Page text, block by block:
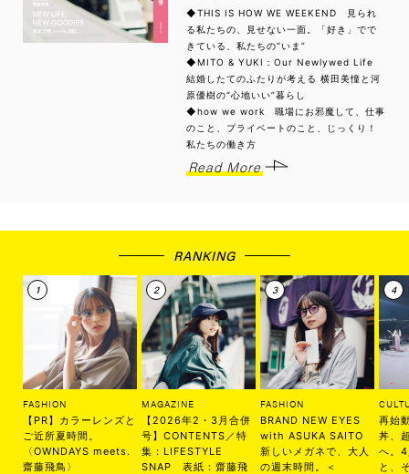
◆THIS IS HOW WE WEEKEND 見られ
る私たちの、見せない一面。「好き」でで
きている、私たちの“いま”
◆MITO & YUKI：Our Newlywed Life
結婚したてのふたりが考える 横田美憧と河
原優樹の“心地いい”暮らし
◆how we work 職場にお邪魔して、仕事
のこと、プライベートのこと、じっくり！
私たちの働き方
Read More
RANKING
FASHION
【PR】カラーレンズと
ご近所夏時間。
〈OWNDAYS meets.
齋藤飛鳥〉
MAGAZINE
【2026年2・3月合併
号】CONTENTS／特
集：LIFESTYLE
SNAP 表紙：齋藤飛
FASHION
BRAND NEW EYES
with ASUKA SAITO
新しいメガネで、大人
の週末時間。＜
再始
丼、
へ。
と、